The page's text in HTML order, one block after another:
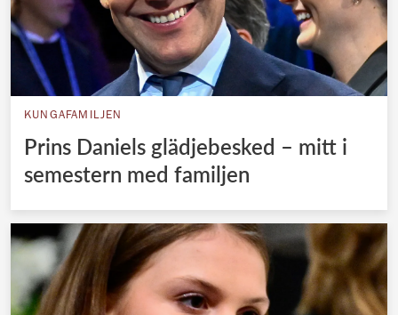
KUNGAFAMILJEN
Prins Daniels glädjebesked – mitt i
semestern med familjen